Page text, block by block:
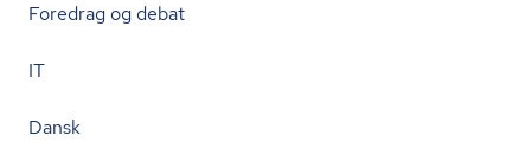
Foredrag og debat
IT
Dansk